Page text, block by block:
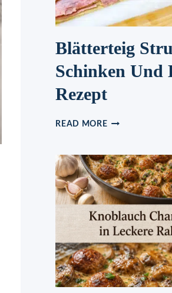
Blätterteig
Schinken Und
Rezept
READ MOREBLÄTTERTEIG
SCHINKEN
UND
KÄSE
REZEPT